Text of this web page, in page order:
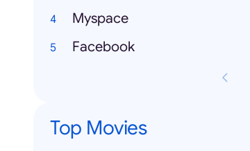
Myspace
Facebook
Top Movies